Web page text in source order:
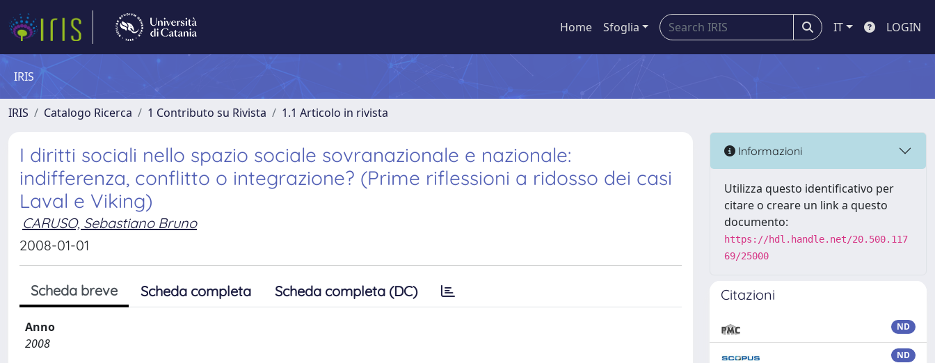
Home Sfoglia IT LOGIN
IRIS
IRIS Catalogo Ricerca 1 Contributo su Rivista 1.1 Articolo in rivista
I diritti sociali nello spazio sociale sovranazionale e nazionale:
indifferenza, conflitto o integrazione? (Prime riflessioni a ridosso dei casi
Laval e Viking)
CARUSO, Sebastiano Bruno
2008-01-01
Scheda breve Scheda completa Scheda completa (DC)
Anno
2008
Informazioni
Utilizza questo identificativo per
citare o creare un link a questo
documento:
https://hdl.handle.net/20.500.117
69/25000
Citazioni
ND
ND